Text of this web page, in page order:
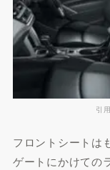
引
フロントシートは
ゲートにかけての